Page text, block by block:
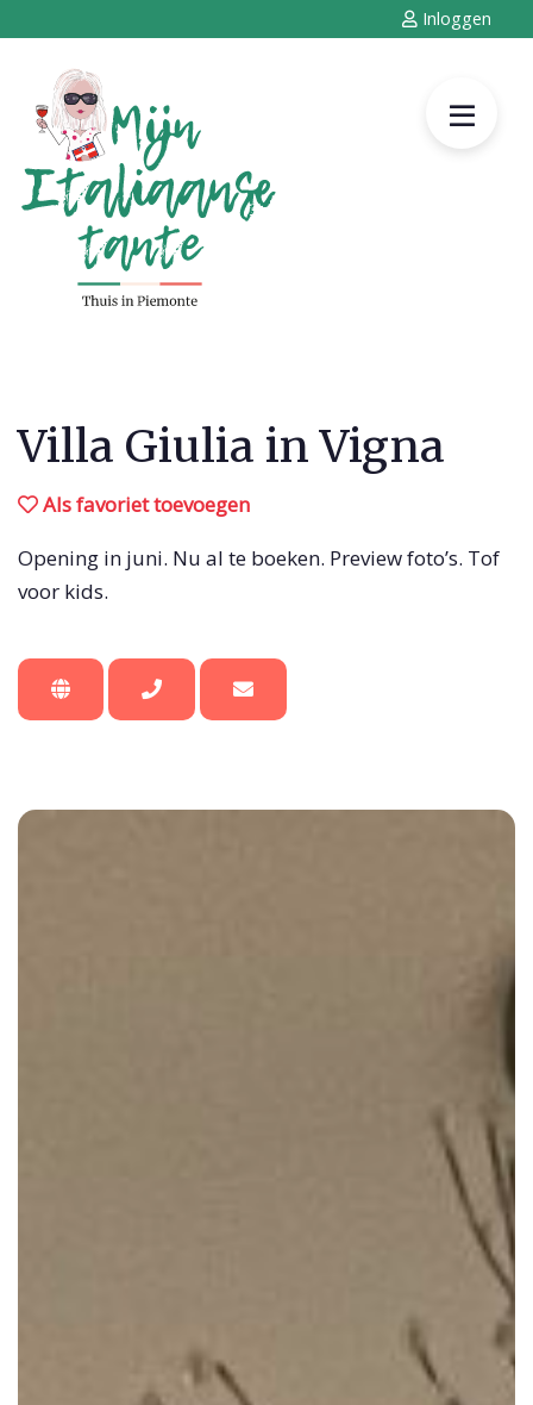
Inloggen
Villa Giulia in Vigna
Als favoriet toevoegen
Opening in juni. Nu al te boeken. Preview foto’s. Tof
voor kids.